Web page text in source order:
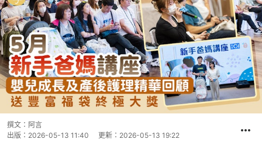
撰文： 阿言
出版： 2026-05-13 11:40 更新： 2026-05-13 19:22